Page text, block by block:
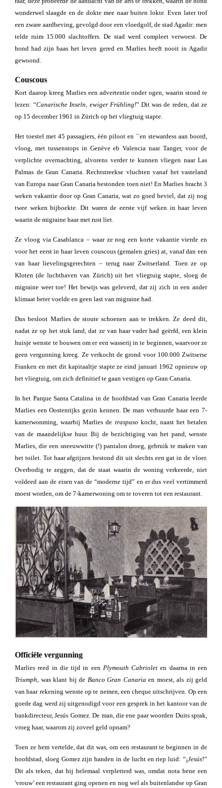
wonderwel slaagde en de dokte mee naar buiten lokte. Even later trof
een zware aardbeving, gevolgd door een vloedgolf, de stad Agadir: men
telde ruim 15.000 slachtoffers. De stad werd compleet verwoest. De
hond had zijn baas het leven gered en Marlies heeft nooit in Agadir
gewoond.
Couscous
Kort daarop kreeg Marlies een advertentie onder ogen, waarin stond te
lezen: “Canarische Inseln, ewiger Frühling!” Dit was de reden, dat ze
op 15 december 1961 in Zürich op het vliegtuig stapte.
Het toestel met 45 passagiers, één piloot en ´´en stewardess aan boord,
vloog, met tussenstops in Genève eb Valencia naar Tanger, voor de
verplichte overnachting, alvorens verder te kunnen vliegen naar Las
Palmas de Gran Canaria. Rechtstreekse vluchten vanaf het vasteland
van Europa naar Gran Canaria bestonden toen niet! En Marlies bracht 3
weken vakantie door op Gran Canaria, wat zo goed beviel, dat zij nog
twee weken bijboekte. Dit waren de eerste vijf weken in haar leven
waarin de migraine haar met rust liet.
Ze vloog via Casablanca – waar ze nog een korte vakantie vierde en
voor het eerst in haar leven couscous (gemalen gries) at, vanaf dan een
van haar lievelingsgerechten – terug naar Zwitserland. Toen ze op
Kloten (de luchthaven van Zürich) uit het vliegtuig stapte, sloeg de
migraine weer toe! Het bewijs was geleverd, dat zij zich in een ander
klimaat beter voelde en geen last van migraine had.
Dus besloot Marlies de stoute schoenen aan te trekken. Ze deed dit,
nadat ze op het stuk land, dat ze van haar vader had geërfd, een klein
huisje wenste te bouwen om er een wasserij in te beginnen, waarvoor ze
geen vergunning kreeg. Ze verkocht de grond voor 100.000 Zwitserse
Franken en met dit kapitaaltje stapte ze eind januari 1962 opnieuw op
het vliegtuig, om zich definitief te gaan vestigen op Gran Canaria.
In het Parque Santa Catalina in de hoofdstad van Gran Canaria leerde
Marlies een Oostenrijks gezin kennen. De man verhuurde haar een 7-
kamerwonming, waarbij Marlies de traspaso kocht, naast het betalen
van de maandelijkse huur. Bij de bezichtiging van het pand, wenste
Marlies, die een sneeuwwitte (!) pantalon droeg, gebruik te maken van
het toilet. Tot haar afgrijzen bestond dit uit slechts een gat in de vloer.
Overbodig te zeggen, dat de staat waarin de woning verkeerde, niet
voldeed aan de eisen van de “moderne tijd” en er dus veel vertimmerd
moest worden, om de 7-kamerwoning om te toveren tot een restaurant.
Officiële vergunning
Marlies reed in die tijd in een Plymouth Cabriolet en daarna in een
Triumph , was klant bij de Banco Gran Canaria en moest, als zij geld
van haar rekening wenste op te nemen, een cheque uitschrijven. Op een
goede dag werd zij uitgenodigd voor een gesprek in het kantoor van de
bankdirecteur, Jesús Gomez. De man, die ene paar woorden Duits sprak,
vroeg haar, waarom zij zoveel geld opnam?
Toen ze hem vertelde, dat dit was, om een restaurant te beginnen in de
hoofdstad, sloeg Gomez zijn handen in de lucht en riep luid: “¡Jesús!”
Dit als teken, dat hij helemaal verpletterd was, omdat nota bene een
'vrouw’ een restaurant ging openen en nog wel als buitenlandse op Gran